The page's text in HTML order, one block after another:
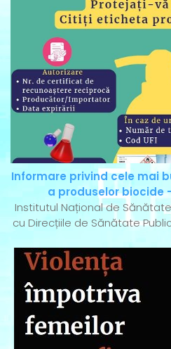
Informare privind cele mai
a produselor biocide
Institutul Național de
cu Direcțiile de Sănătate